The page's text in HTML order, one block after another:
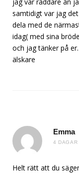
samtidigt var jag
dela med de
idag( med sina
och jag tänker på
älskare
Emma
4 DAGAR
Helt rätt att du